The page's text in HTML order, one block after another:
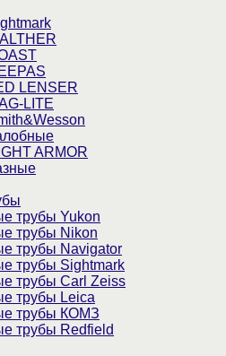
LENSER
LITE
ARMOR
трубы Yukon
трубы Nikon
трубы Navigator
трубы Sightmark
трубы Carl Zeiss
трубы Leica
трубы КОМЗ
трубы Redfield